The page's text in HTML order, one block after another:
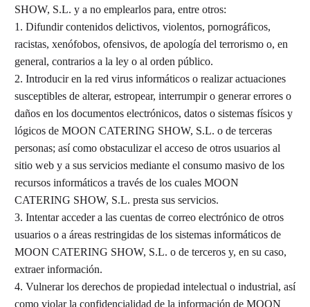
SHOW, S.L. y a no emplearlos para, entre otros:
1. Difundir contenidos delictivos, violentos, pornográficos,
racistas, xenófobos, ofensivos, de apología del terrorismo o, en
general, contrarios a la ley o al orden público.
2. Introducir en la red virus informáticos o realizar actuaciones
susceptibles de alterar, estropear, interrumpir o generar errores o
daños en los documentos electrónicos, datos o sistemas físicos y
lógicos de MOON CATERING SHOW, S.L. o de terceras
personas; así como obstaculizar el acceso de otros usuarios al
sitio web y a sus servicios mediante el consumo masivo de los
recursos informáticos a través de los cuales MOON
CATERING SHOW, S.L. presta sus servicios.
3. Intentar acceder a las cuentas de correo electrónico de otros
usuarios o a áreas restringidas de los sistemas informáticos de
MOON CATERING SHOW, S.L. o de terceros y, en su caso,
extraer información.
4. Vulnerar los derechos de propiedad intelectual o industrial, así
como violar la confidencialidad de la información de MOON